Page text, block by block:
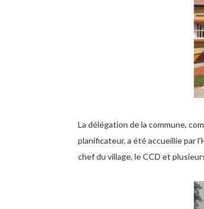
La délégation de la commune,
planificateur, a été accueillie par
chef du village, le CCD et